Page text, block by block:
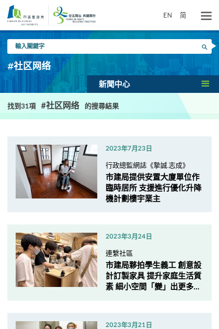
要
EN 简
入
關
鍵
搜尋
#社区网络
新聞中心
找到31項 #社区网络 的搜尋結果
2023年7月23日
行政總監網誌《摯誠.志成》
市建局提供安置大廈單位作
臨時居所 支援進行優化升降
機計劃樓宇業主
2023年3月24日
連繫社區
市建局夥拍學生義工 創意設
計訂製家具 提升家庭生活質
素 細小空間「變」出更多...
2023年3月21日